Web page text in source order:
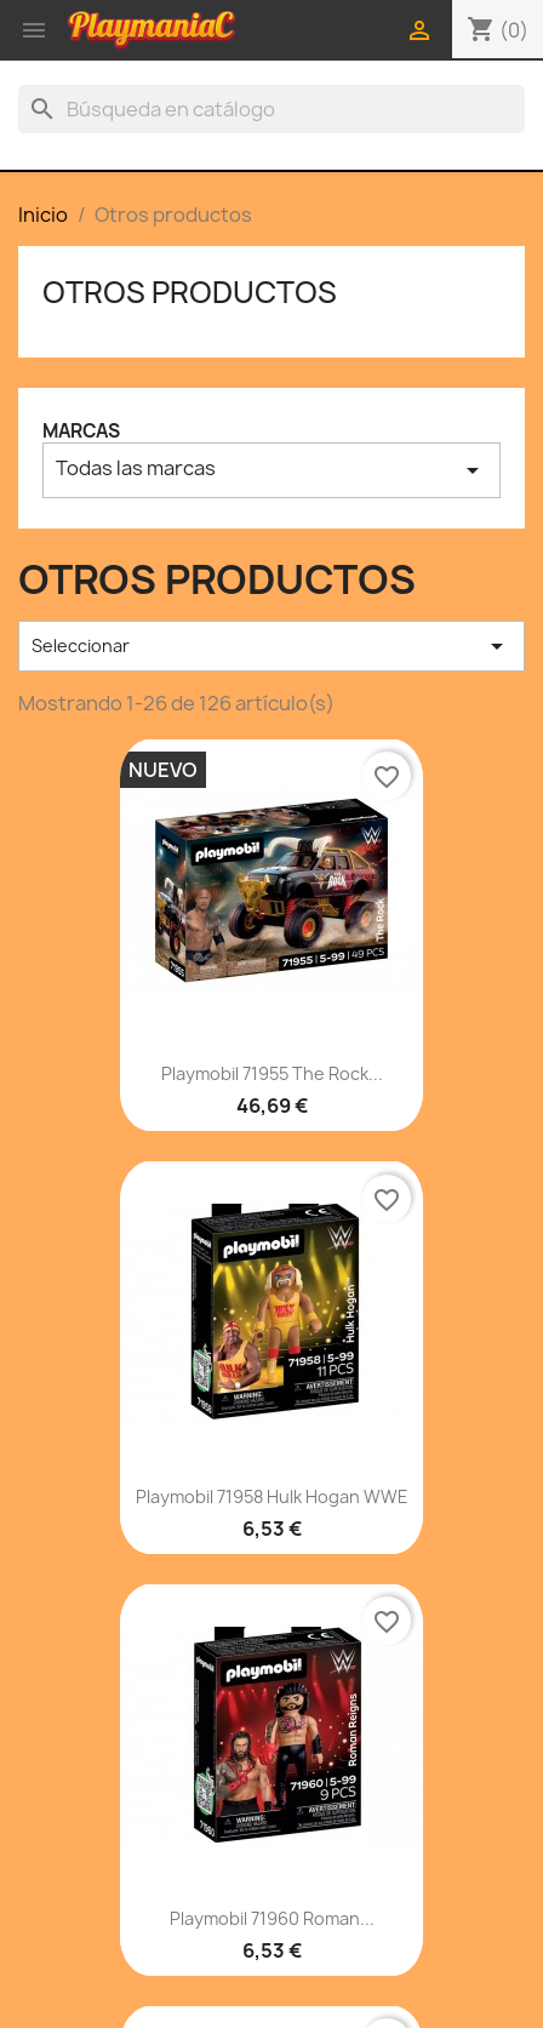
 shopping_cart (0)

search
Inicio Otros productos
OTROS PRODUCTOS
MARCAS
Todas las marcas arrow_drop_down
OTROS PRODUCTOS
Seleccionar 
Mostrando 1-26 de 126 artículo(s)
Playmobil 71955 The Rock...
46,69 €
NUEVO favorite_border
Playmobil 71958 Hulk Hogan WWE
6,53 €
favorite_border
Playmobil 71960 Roman...
6,53 €
favorite_border